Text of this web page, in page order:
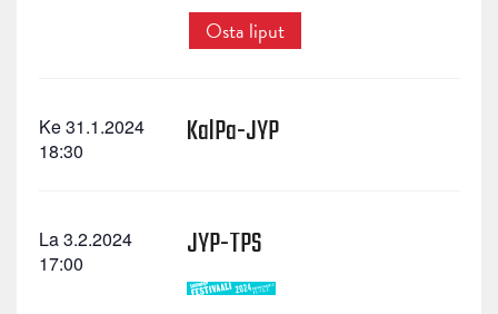
Osta liput
Ke 31.1.2024
18:30
KalPa-JYP
La 3.2.2024
17:00
JYP-TPS